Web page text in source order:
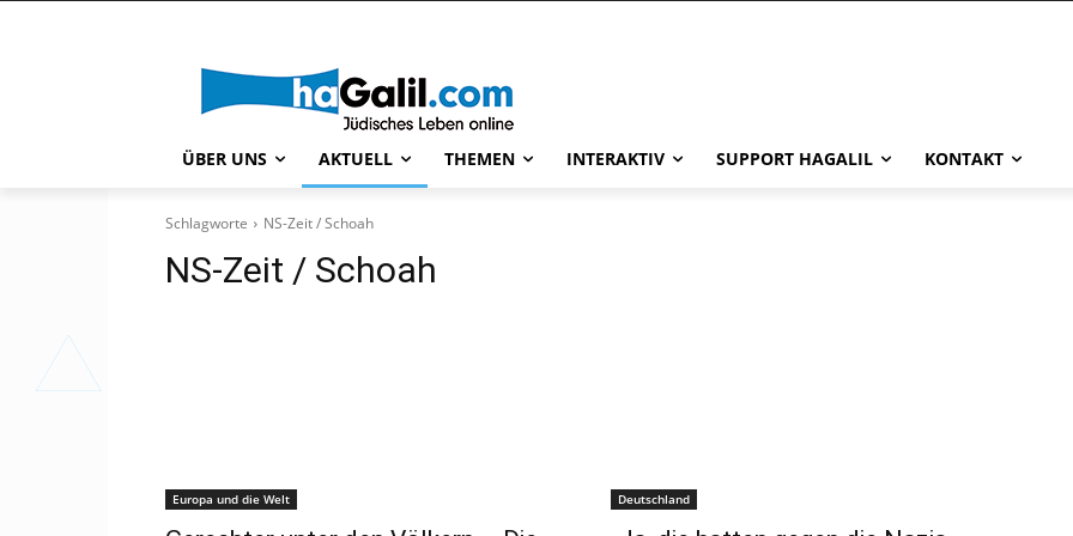
ÜBER UNS AKTUELL THEMEN INTERAKTIV SUPPORT HAGALIL KONTAKT
Schlagworte NS-Zeit / Schoah
NS-Zeit / Schoah
Europa und die Welt Deutschland